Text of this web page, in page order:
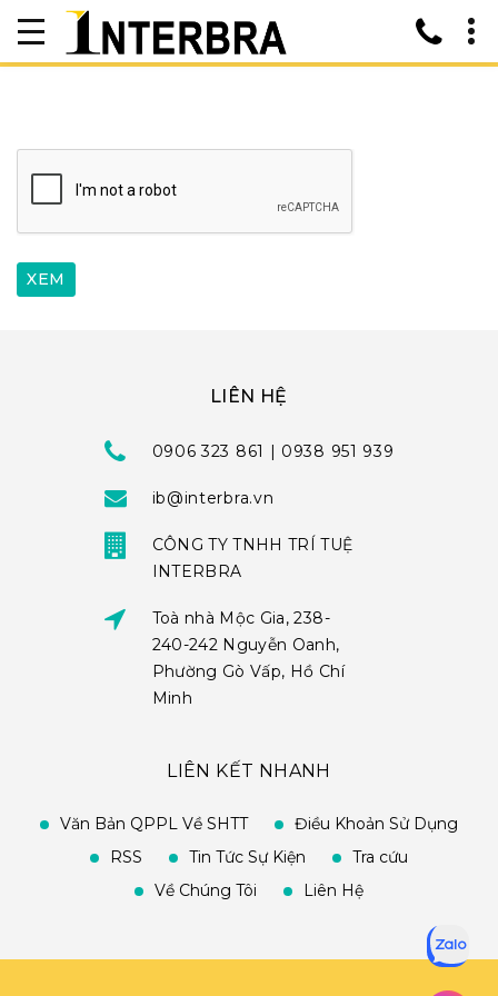
LIÊN HỆ
0906 323 861 | 0938 951 939
ib@interbra.vn
CÔNG TY TNHH TRÍ TUỆ
INTERBRA
Toà nhà Mộc Gia, 238-
240-242 Nguyễn Oanh,
Phường Gò Vấp, Hồ Chí
Minh
LIÊN KẾT NHANH
Văn Bản QPPL Về SHTT
Điều Khoản Sử Dụng
RSS
Tin Tức Sự Kiện
Tra cứu
Về Chúng Tôi
Liên Hệ